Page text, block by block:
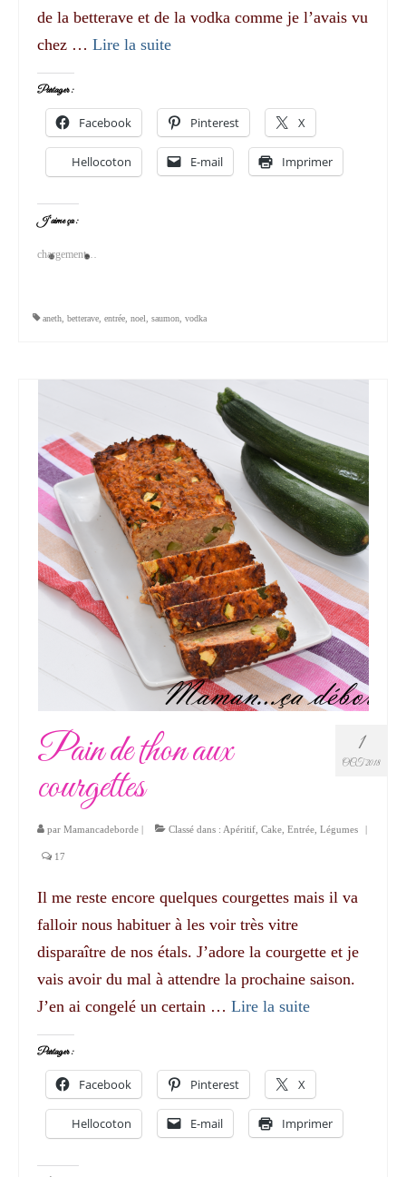
de la betterave et de la vodka comme je l’avais vu
chez … Lire la suite­­
Partager :
Facebook Pinterest X
Hellocoton E-mail Imprimer
J’aime ça :
chargement…
aneth betterave entrée noel saumon vodka
1
OCT 2018
Pain de thon aux
courgettes
par Mamancadeborde | Classé dans : Apéritif Cake Entrée Légumes |
17
Il me reste encore quelques courgettes mais il va
falloir nous habituer à les voir très vitre
disparaître de nos étals. J’adore la courgette et je
vais avoir du mal à attendre la prochaine saison.
J’en ai congelé un certain … Lire la suite­­
Partager :
Facebook Pinterest X
Hellocoton E-mail Imprimer